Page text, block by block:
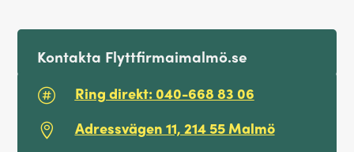
Kontakta Flyttfirmaimalmö.se
 Ring direkt: 040-668 83 06
 Adressvägen 11, 214 55 Malmö